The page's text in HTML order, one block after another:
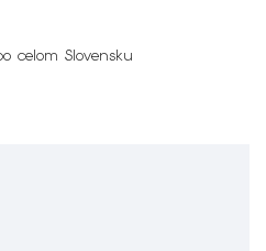
celom Slovensku